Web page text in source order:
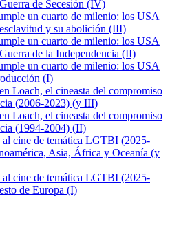
de Secesión (IV)
un cuarto de milenio: los USA
y su abolición (III)
un cuarto de milenio: los USA
de la Independencia (II)
un cuarto de milenio: los USA
(I)
Loach, el cineasta del compromiso
(2006-2023) (y III)
Loach, el cineasta del compromiso
(1994-2004) (II)
al cine de temática LGTBI (2025-
Asia, África y Oceanía (y
al cine de temática LGTBI (2025-
de Europa (I)